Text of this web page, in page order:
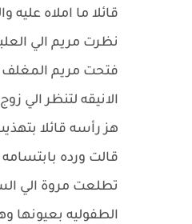
قائلا ما املاه عليه
نظرت مريم الي
فتحت مريم المغلف
الانيقه لتنظر الي
هز رأسه قائلا
قالت ورده
تطلعت مروة الي
الطفوليه بعيونها